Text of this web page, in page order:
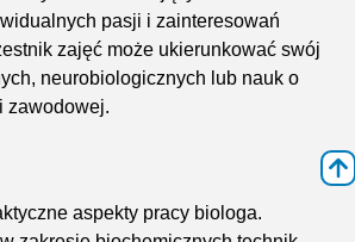
pasji i zainteresowań
zajęć może ukierunkować swój
neurobiologicznych lub nauk o
zawodowej.
aspekty pracy biologa.